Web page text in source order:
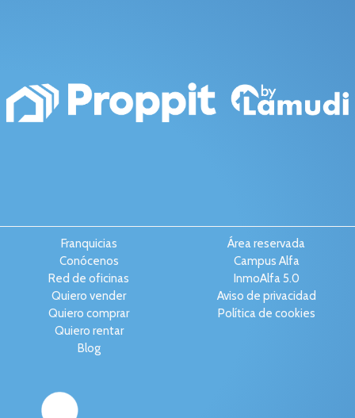
Franquicias
Conócenos
Red de oficinas
Quiero vender
Quiero comprar
Quiero rentar
Blog
Área reservada
Campus Alfa
InmoAlfa 5.0
Aviso de privacidad
Política de cookies